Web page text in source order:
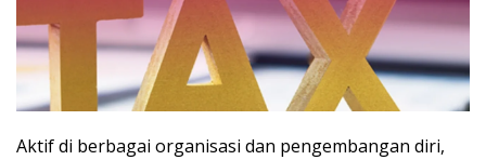
Aktif di berbagai organisasi dan pengembangan diri,